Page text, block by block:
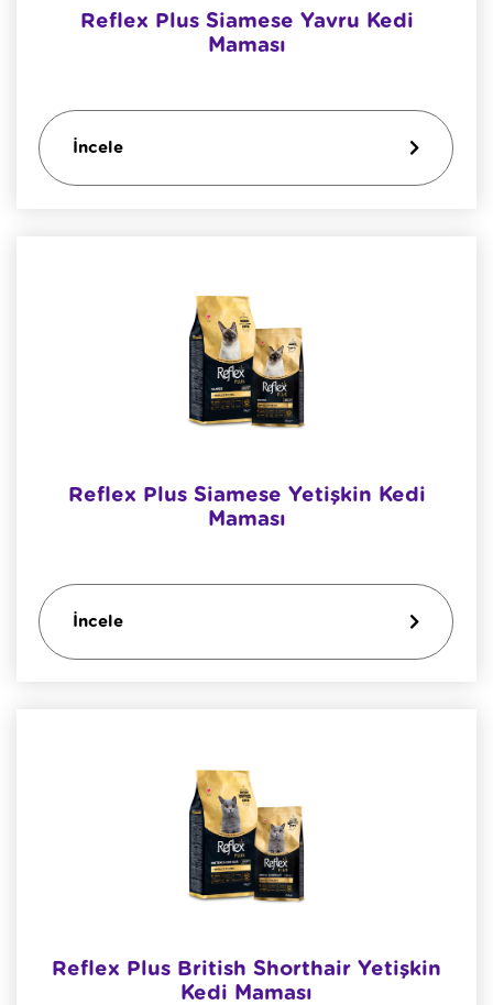
Reflex Plus Siamese Yavru Kedi
Maması
İncele
Reflex Plus Siamese Yetişkin Kedi
Maması
İncele
Reflex Plus British Shorthair Yetişkin
Kedi Maması